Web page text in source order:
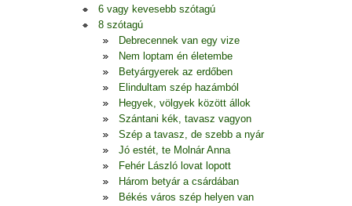
6 vagy kevesebb szótagú
8 szótagú
Debrecennek van egy vize
Nem loptam én életembe
Betyárgyerek az erdőben
Elindultam szép hazámból
Hegyek, völgyek között állok
Szántani kék, tavasz vagyon
Szép a tavasz, de szebb a nyár
Jó estét, te Molnár Anna
Fehér László lovat lopott
Három betyár a csárdában
Békés város szép helyen van